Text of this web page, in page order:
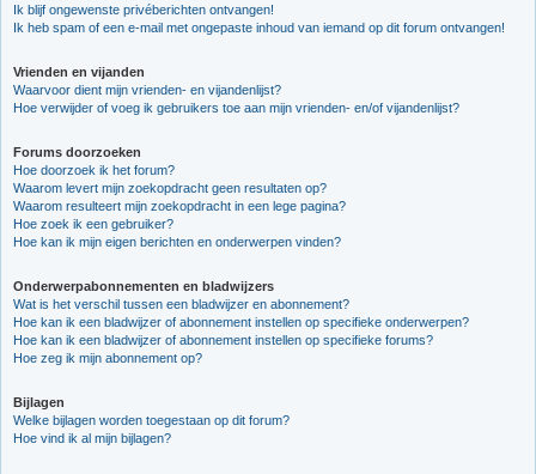
Ik blijf ongewenste privéberichten ontvangen!
Ik heb spam of een e-mail met ongepaste inhoud van iemand op dit forum ontvangen!
Vrienden en vijanden
Waarvoor dient mijn vrienden- en vijandenlijst?
Hoe verwijder of voeg ik gebruikers toe aan mijn vrienden- en/of vijandenlijst?
Forums doorzoeken
Hoe doorzoek ik het forum?
Waarom levert mijn zoekopdracht geen resultaten op?
Waarom resulteert mijn zoekopdracht in een lege pagina?
Hoe zoek ik een gebruiker?
Hoe kan ik mijn eigen berichten en onderwerpen vinden?
Onderwerpabonnementen en bladwijzers
Wat is het verschil tussen een bladwijzer en abonnement?
Hoe kan ik een bladwijzer of abonnement instellen op specifieke onderwerpen?
Hoe kan ik een bladwijzer of abonnement instellen op specifieke forums?
Hoe zeg ik mijn abonnement op?
Bijlagen
Welke bijlagen worden toegestaan op dit forum?
Hoe vind ik al mijn bijlagen?